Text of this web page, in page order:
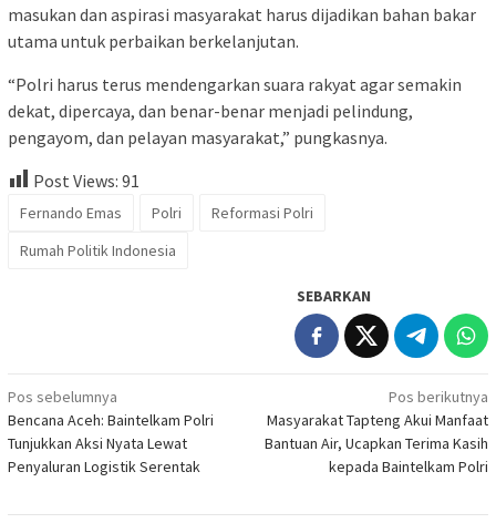
masukan dan aspirasi masyarakat harus dijadikan bahan bakar
utama untuk perbaikan berkelanjutan.
“Polri harus terus mendengarkan suara rakyat agar semakin
dekat, dipercaya, dan benar-benar menjadi pelindung,
pengayom, dan pelayan masyarakat,” pungkasnya.
Post Views: 91
Fernando Emas Polri
Reformasi Polri
Rumah Politik Indonesia
SEBARKAN
Navigasi
pos
Pos sebelumnya
Bencana Aceh: Baintelkam Polri
Tunjukkan Aksi Nyata Lewat
Penyaluran Logistik Serentak
Pos berikutnya
Masyarakat Tapteng Akui Manfaat
Bantuan Air, Ucapkan Terima Kasih
kepada Baintelkam Polri